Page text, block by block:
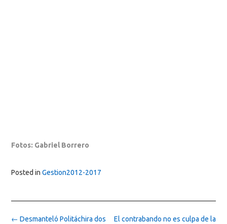
Fotos: Gabriel Borrero
Posted in Gestion2012-2017
Post
El contrabando no es culpa de la
← Desmanteló Politáchira dos